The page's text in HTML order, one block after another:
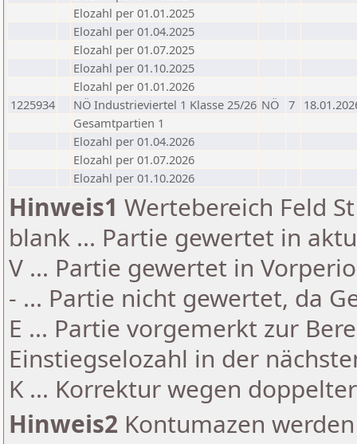
Elozahl per 01.01.2025
Elozahl per 01.04.2025
Elozahl per 01.07.2025
Elozahl per 01.10.2025
Elozahl per 01.01.2026
1225934
NÖ Industrieviertel 1 Klasse 25/26 NÖ 7
Gesamtpartien 1
Elozahl per 01.04.2026
Elozahl per 01.07.2026
Elozahl per 01.10.2026
Hinweis1 Wertebereich Feld
blank ... Partie gewertet in
V ... Partie gewertet in
- ... Partie nicht gewertet, da
E ... Partie vorgemerkt zur
Einstiegselozahl in der
K ... Korrektur wegen
Hinweis2 Kontumazen